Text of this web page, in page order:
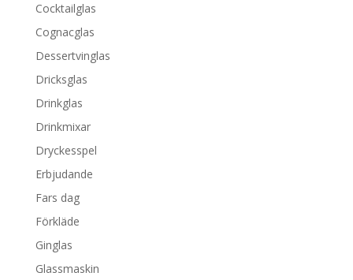
Cocktailglas
Cognacglas
Dessertvinglas
Dricksglas
Drinkglas
Drinkmixar
Dryckesspel
Erbjudande
Fars dag
Förkläde
Ginglas
Glassmaskin